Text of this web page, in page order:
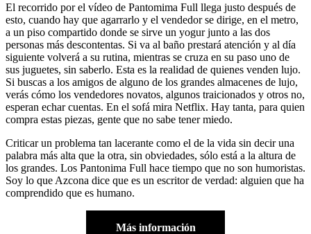
El recorrido por el vídeo de Pantomima Full llega justo después de
esto, cuando hay que agarrarlo y el vendedor se dirige, en el metro,
a un piso compartido donde se sirve un yogur junto a las dos
personas más descontentas. Si va al baño prestará atención y al día
siguiente volverá a su rutina, mientras se cruza en su paso uno de
sus juguetes, sin saberlo. Esta es la realidad de quienes venden lujo.
Si buscas a los amigos de alguno de los grandes almacenes de lujo,
verás cómo los vendedores novatos, algunos traicionados y otros no,
esperan echar cuentas. En el sofá mira Netflix. Hay tanta, para quien
compra estas piezas, gente que no sabe tener miedo.
Criticar un problema tan lacerante como el de la vida sin decir una
palabra más alta que la otra, sin obviedades, sólo está a la altura de
los grandes. Los Pantonima Full hace tiempo que no son humoristas.
Soy lo que Azcona dice que es un escritor de verdad: alguien que ha
comprendido que es humano.
Más información